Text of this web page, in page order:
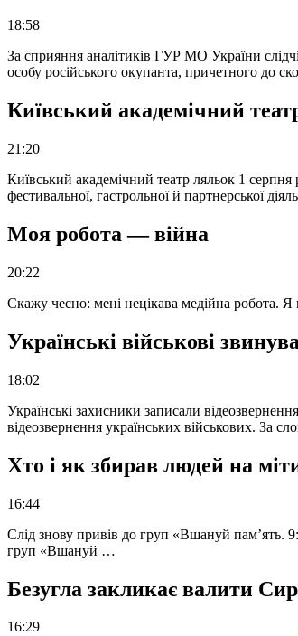
18:58
За сприяння аналітиків ГУР МО України
особу російського окупанта, причетного до
Київський академічний
21:20
Київський академічний театр ляльок 1
фестивальної, гастрольної й партнерської
Моя робота — війна
20:22
Скажу чесно: мені нецікава медійна робота.
Українські військові
18:02
Українські захисники записали
відеозвернення українських військових. За
Хто і як збирав людей на
16:44
Слід знову привів до груп «Вшануй пам’ять.
груп «Вшануй …
Безугла закликає валити
16:29